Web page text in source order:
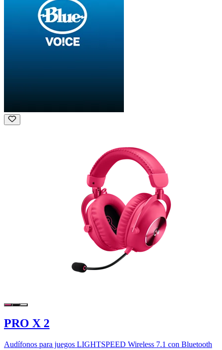
PRO X 2
Audífonos para juegos LIGHTSPEED Wireless 7.1 con Bluetooth